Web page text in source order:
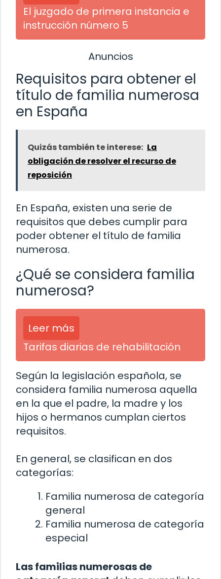
El juzgado de primera instancia e
instrucción número 5
Anuncios
Requisitos para obtener el
título de familia numerosa
en España
Quizás también te interese: La
obligación de resolver el recurso de
reposición
En España, existen una serie de
requisitos que debes cumplir para
poder obtener el título de familia
numerosa.
¿Qué se considera familia
numerosa?
Leer más
Tarifas diarias de rehabilitación
Según la legislación española, se
considera familia numerosa aquella
en la que el padre, la madre y los
hijos o hermanos cumplan ciertos
requisitos.
En general, se clasifican en dos
categorías:
Familia numerosa de categoría
general
Familia numerosa de categoría
especial
Las familias numerosas de